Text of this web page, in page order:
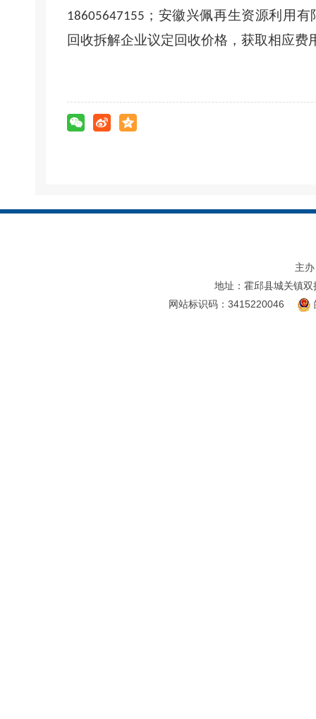
18605647155 ；安徽兴佩再生资源利用
回收拆解企业议定回收价格，获取相应费
主
地址：霍邱县城关镇双
网站标识码：3415220046